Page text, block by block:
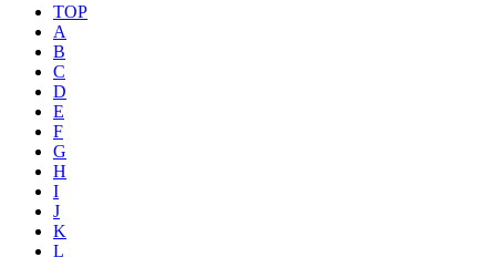
TOP
A
B
C
D
E
F
G
H
I
J
K
L